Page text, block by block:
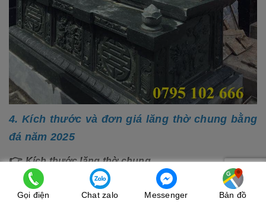
4. Kích thước và đơn giá lăng thờ chung bằng
đá năm 2025
👉Kích thước lăng thờ chung.
Tuỳ từng diện tích khu lăng mà thiết kế lăng thờ chung cho phù
hợp, tuy nhiên dù to hay nhỏ thì kích thướclăng thờ chung
Gọi điện Chat zalo Messenger Bản đồ